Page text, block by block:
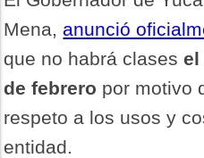
Mena, anunció
que no habrá clasesel
de febrero por motivo
respeto a los usos y
entidad.